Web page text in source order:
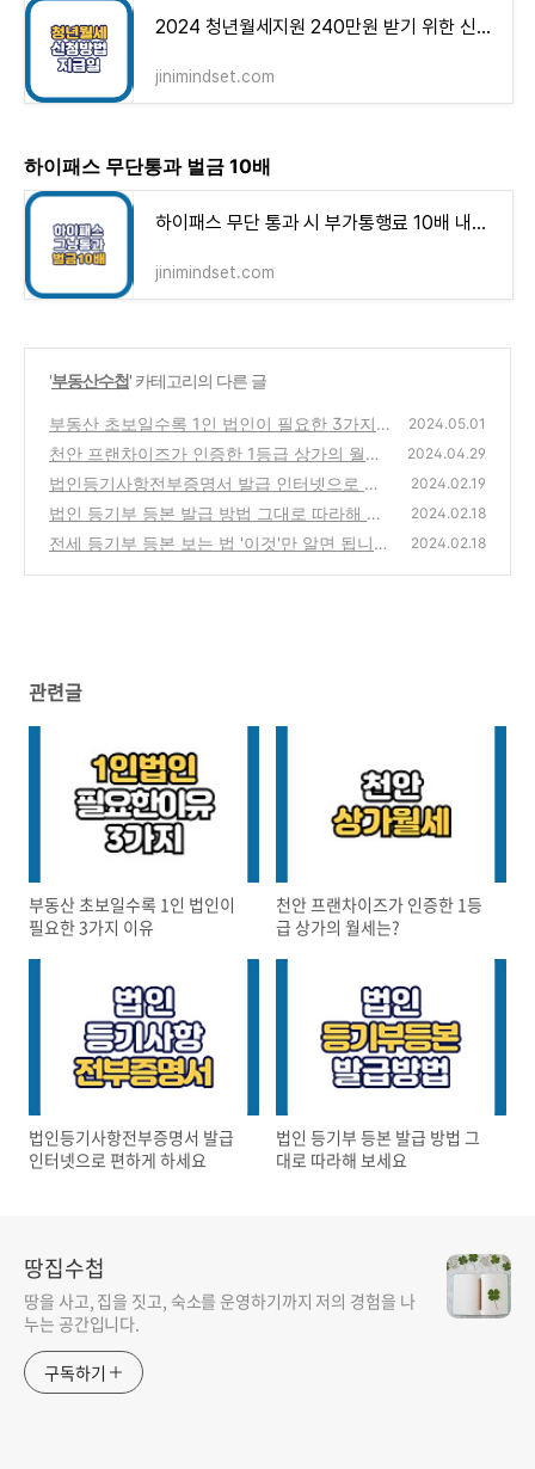
2024 청년월세지원 240만원 받기 위한 신청방법과 지급일
jinimindset.com
하이패스 무단통과 벌금 10배
하이패스 무단 통과 시 부가통행료 10배 내야 됩니다!
jinimindset.com
'부동산수첩' 카테고리의 다른 글
부동산 초보일수록 1인 법인이 필요한 3가지
이유
(0)
2024.05.01
천안 프랜차이즈가 인증한 1등급 상가의 월세
는?
(0)
2024.04.29
법인등기사항전부증명서 발급 인터넷으로 편
하게 하세요
(0)
2024.02.19
법인 등기부 등본 발급 방법 그대로 따라해 보
세요
(1)
2024.02.18
전세 등기부 등본 보는 법 '이것'만 알면 됩니다 2024.02.18
관련글
부동산 초보일수록 1인 법인이
필요한 3가지 이유
천안 프랜차이즈가 인증한 1등
급 상가의 월세는?
법인등기사항전부증명서 발급
인터넷으로 편하게 하세요
법인 등기부 등본 발급 방법 그
대로 따라해 보세요
땅집수첩
땅을 사고, 집을 짓고, 숙소를 운영하기까지 저의 경험을 나
누는 공간입니다.
구독하기